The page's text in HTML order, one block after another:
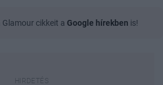
Glamour cikkeit a Google hírekben is!